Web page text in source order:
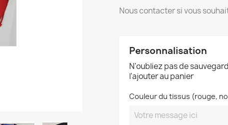
Nous contacter si vous
Personnalisation
N'oubliez pas de
l'ajouter au panier
Couleur du tissus (rouge,